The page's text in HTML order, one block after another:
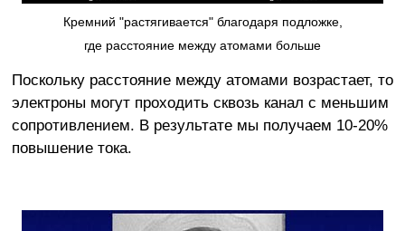
Кремний "растягивается" благодаря подложке,
где расстояние между атомами больше
Поскольку расстояние между атомами возрастает, то
электроны могут проходить сквозь канал с меньшим
сопротивлением. В результате мы получаем 10-20%
повышение тока.